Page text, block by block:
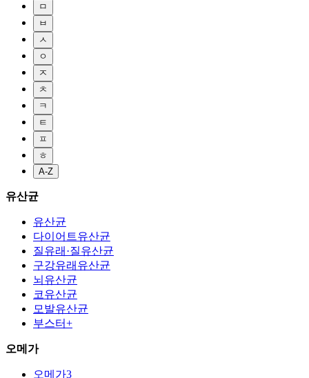
ㅁ
ㅂ
ㅅ
ㅇ
ㅈ
ㅊ
ㅋ
ㅌ
ㅍ
ㅎ
A-Z
유산균
유산균
다이어트유산균
질유래·질유산균
구강유래유산균
뇌유산균
코유산균
모발유산균
부스터+
오메가
오메가3